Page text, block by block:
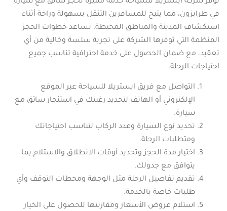
توفر شركة ايستريلا للسياحة خدمة مميزة لحجز سائق مع سيارة
في طرابزون، مما يتيح للمسافرين التنقل بسهولة وراحة أثناء
استكشاف المدينة والمناطق المحيطة، تساعد خطوات الحجز
المنظمة التي توفرها الشركة على تجربة سلسة وخالية من أي
تعقيد، مع ضمان الحصول على خدمة احترافية تناسب جميع
احتياجات الرحلة.
التواصل مع فريق ايستريلا للسياحة عبر الموقع
الإلكتروني أو الهاتف لتحديد رغبتك في استئجار سائق مع
سيارة.
تحديد نوع السيارة وعدد الركاب لتناسب احتياجاتك
ومتطلبات الرحلة.
اختيار مدة الحجز وتحديد أوقات الانطلاق والاستلام بما
يتوافق مع جدولك.
تقديم تفاصيل الرحلة مثل الوجهة ومحطات التوقف وأي
طلبات خاصة بالخدمة.
استلام عروض الأسعار ومقارنتها للحصول على الخيار